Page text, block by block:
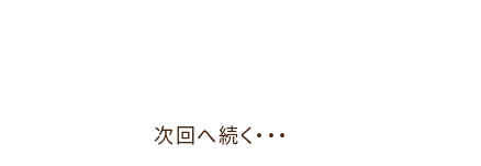
次回へ続く・・・